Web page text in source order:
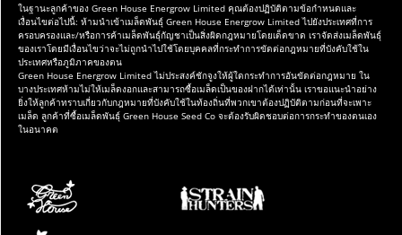
ในฐานะลูกค้าของ Green House Energrow Limited คุณต้องปฏิบัติตามข้อกำหนดและ
เงื่อนไขต่อไปนี้: ห้ามนำเข้าเมล็ดพันธุ์ Green House Energrow Limited ไปยังประเทศที่การ
ครอบครองและ/หรือการค้าเมล็ดพันธุ์กัญชาเป็นสิ่งผิดกฎหมายโดยเด็ดขาด เราจัดส่งเมล็ดพันธุ์
ของเราโดยมีเงื่อนไขว่าจะไม่ถูกนำไปใช้โดยบุคคลที่กระทำการขัดต่อกฎหมายที่บังคับใช้ใน
ประเทศหรือภูมิภาคของตน
Green House Energrow Limited ไม่ประสงค์ชักจูงให้ผู้ใดกระทำการอันขัดต่อกฎหมาย ใน
บางประเทศห้ามไม่ให้เมล็ดงอกและสามารถซื้อเมล็ดเป็นของฝากได้เท่านั้น เราขอแนะนำอย่าง
ยิ่งให้ลูกค้าทราบเกี่ยวกับกฎหมายที่บังคับใช้ในท้องถิ่นที่พวกเขาต้องปฏิบัติตามก่อนที่จะเพาะ
เมล็ด ลูกค้าที่ซื้อเมล็ดพันธุ์ Green House Seed Co จะต้องรับผิดชอบต่อการกระทำของตนเอง
ในอนาคต